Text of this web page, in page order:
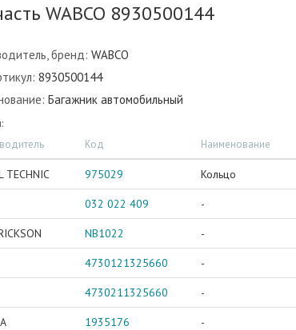
WABCO 8930500144
бренд: WABCO
8930500144
Багажник автомобильный
Код Наименование
TECHNIC 975029 Кольцо
032 022 409 -
NB1022 -
4730121325660 -
4730211325660 -
1935176 -